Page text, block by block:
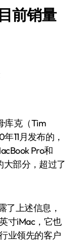
前销量
库克（Tim
11月发布的，
Pro和
大部分，超过了
了上述信息，
寸iMac，它也
业领先的客户